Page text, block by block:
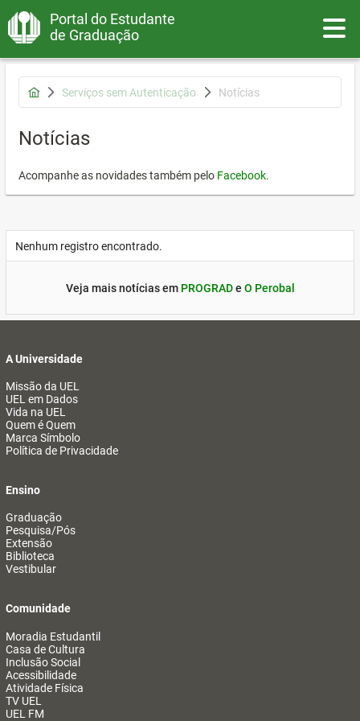
Portal do Estudante
de Graduação
Serviços sem Autenticação Notícias
Notícias
Acompanhe as novidades também pelo Facebook.
Nenhum registro encontrado.
Veja mais notícias em PROGRADe O Perobal
A Universidade
Missão da UEL
UEL em Dados
Vida na UEL
Quem é Quem
Marca Símbolo
Política de Privacidade
Ensino
Graduação
Pesquisa/Pós
Extensão
Biblioteca
Vestibular
Comunidade
Moradia Estudantil
Casa de Cultura
Inclusão Social
Acessibilidade
Atividade Física
TV UEL
UEL FM